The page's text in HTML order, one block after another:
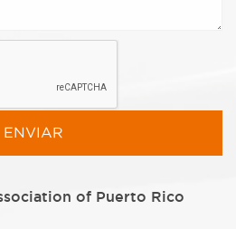
of Puerto Rico